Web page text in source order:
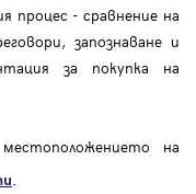
- сравнение на
запознаване и
за покупка на
на